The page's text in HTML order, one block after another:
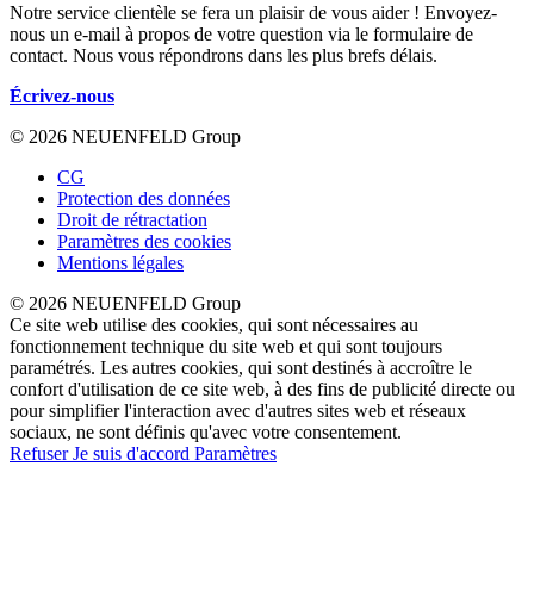
Notre service clientèle se fera un plaisir de vous aider ! Envoyez-
nous un e-mail à propos de votre question via le formulaire de
contact. Nous vous répondrons dans les plus brefs délais.
Écrivez-nous
© 2026 NEUENFELD Group
CG
Protection des données
Droit de rétractation
Paramètres des cookies
Mentions légales
© 2026 NEUENFELD Group
Ce site web utilise des cookies, qui sont nécessaires au
fonctionnement technique du site web et qui sont toujours
paramétrés. Les autres cookies, qui sont destinés à accroître le
confort d'utilisation de ce site web, à des fins de publicité directe ou
pour simplifier l'interaction avec d'autres sites web et réseaux
sociaux, ne sont définis qu'avec votre consentement.
RefuserJe suis d'accord Paramètres